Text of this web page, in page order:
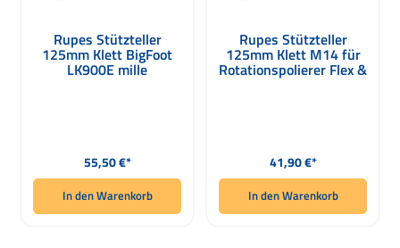
Rupes Stützteller
125mm Klett BigFoot
LK900E mille
Regulärer Preis:
55,50 €*
In den Warenkorb
Rupes Stützteller
125mm Klett M14 für
Rotationspolierer Flex &
Rupes
Regulärer Preis:
41,90 €*
In den Warenkorb